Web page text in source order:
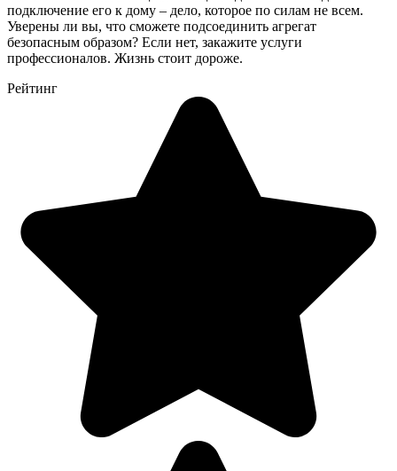
подключение его к дому – дело, которое по силам не всем.
Уверены ли вы, что сможете подсоединить агрегат
безопасным образом? Если нет, закажите услуги
профессионалов. Жизнь стоит дороже.
Рейтинг